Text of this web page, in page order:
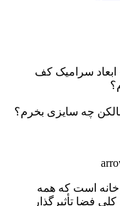
ابعاد سرامیک کف
است که همه
فضا تأثیرگذار